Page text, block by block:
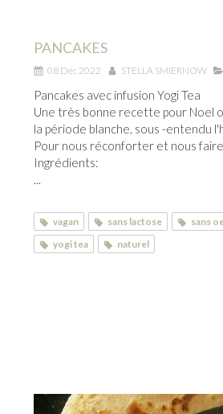
PANCAKES
08 Déc 2022 STELLA SMIERNOW
Pancakes avec infusion Yogi Tea
Une très bonne recette pour Noel
la période blanche, sous -entendu
Pour nous réconforter et nous
Ingrédients:
...
vagan sans lactose sans
yogi tea
naturel